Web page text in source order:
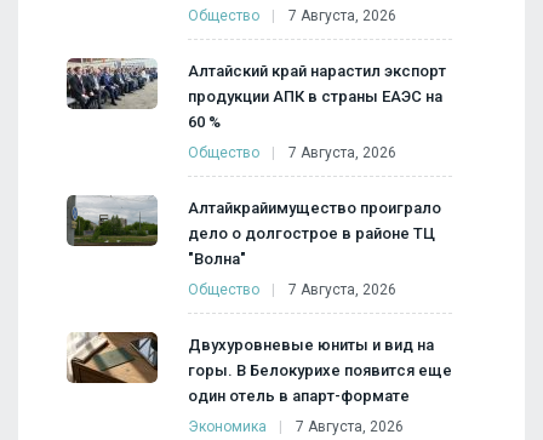
Общество 7 Августа, 2026
Алтайский край нарастил экспорт
продукции АПК в страны ЕАЭС на
60 %
Общество 7 Августа, 2026
Алтайкрайимущество проиграло
дело о долгострое в районе ТЦ
"Волна"
Общество 7 Августа, 2026
Двухуровневые юниты и вид на
горы. В Белокурихе появится еще
один отель в апарт-формате
Экономика 7 Августа, 2026